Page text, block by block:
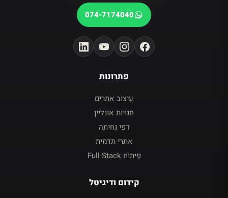
074-7174040
פתרונות
עיצוב אתרים
חנויות אונליין
דפי נחיתה
אתרי תדמית
פיתוח Full-Stack
קידום ודיגיטל